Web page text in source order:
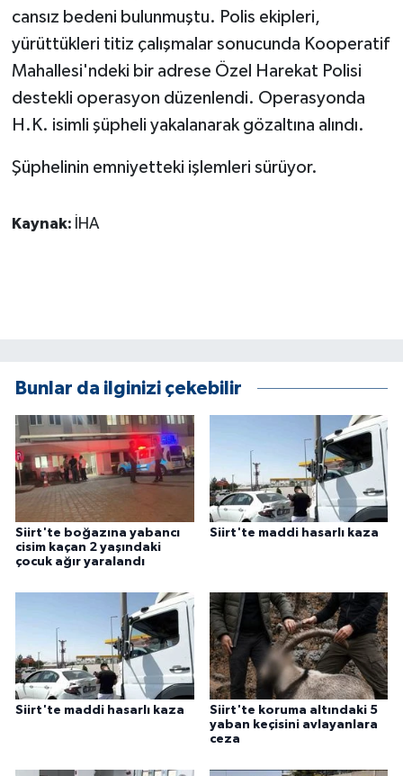
cansız bedeni bulunmuştu. Polis ekipleri,
yürüttükleri titiz çalışmalar sonucunda Kooperatif
Mahallesi'ndeki bir adrese Özel Harekat Polisi
destekli operasyon düzenlendi. Operasyonda
H.K. isimli şüpheli yakalanarak gözaltına alındı.
Şüphelinin emniyetteki işlemleri sürüyor.
Kaynak: İHA
Bunlar da ilginizi çekebilir
Siirt'te boğazına yabancı
cisim kaçan 2 yaşındaki
çocuk ağır yaralandı
Siirt'te maddi hasarlı kaza
Siirt'te maddi hasarlı kaza
Siirt'te koruma altındaki 5
yaban keçisini avlayanlara
ceza
HABERDE İNSAN
İNSAN
İş Dünyası
Jandarma
Otomobil
POLİTİKA
Sağlık
SİYASET
TEKNOLOJİ
Turizm
YAŞAM